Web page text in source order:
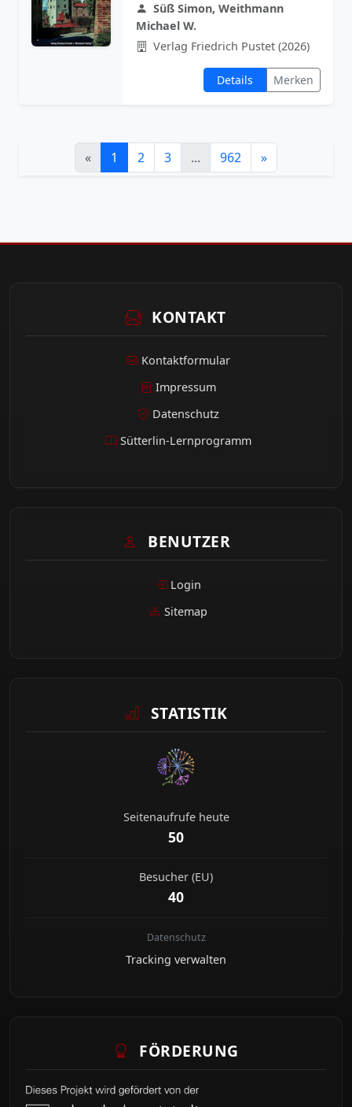
Süß Simon, Weithmann
Michael W.
Verlag Friedrich Pustet (2026)
Details Merken
« 1 2 3 ... 962 »
KONTAKT
Kontaktformular
Impressum
Datenschutz
Sütterlin-Lernprogramm
BENUTZER
Login
Sitemap
STATISTIK
Seitenaufrufe heute
50
Besucher (EU)
40
Datenschutz
Tracking verwalten
FÖRDERUNG